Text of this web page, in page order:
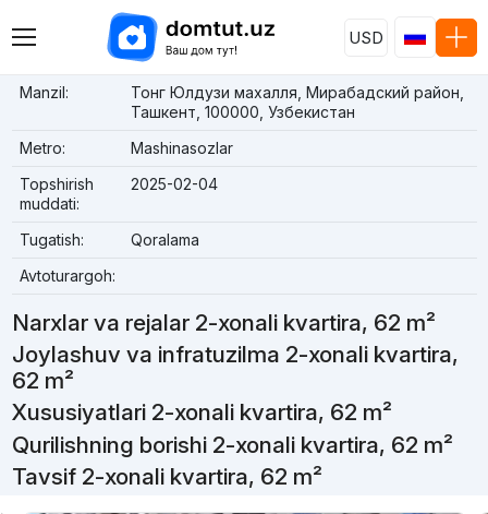
USD
Manzil:
Тонг Юлдузи махалля, Мирабадский район,
Ташкент, 100000, Узбекистан
Metro:
Mashinasozlar
Topshirish
muddati:
2025-02-04
Tugatish:
Qoralama
Avtoturargoh:
Narxlar va rejalar 2-xonali kvartira, 62 m²
Joylashuv va infratuzilma 2-xonali kvartira,
62 m²
Xususiyatlari 2-xonali kvartira, 62 m²
Qurilishning borishi 2-xonali kvartira, 62 m²
Tavsif 2-xonali kvartira, 62 m²